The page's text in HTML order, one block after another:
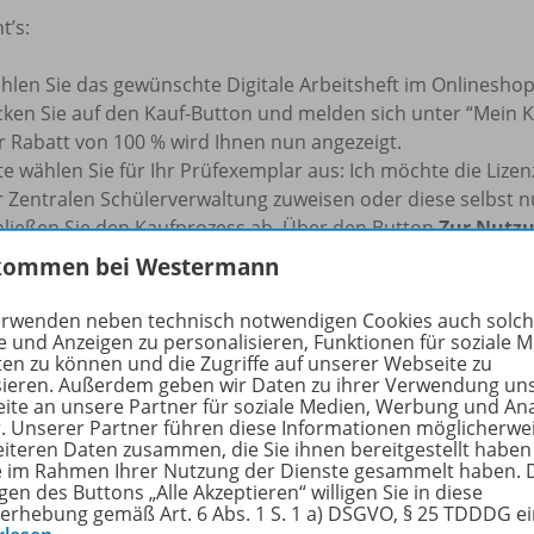
Sie das gewünschte Digitale Arbeitsheft im
Sie auf den Kauf-Button und melden sich unter “Mein
Rabatt von 100 % wird Ihnen nun angezeigt.
wählen Sie für Ihr Prüfexemplar aus: Ich möchte die
Zentralen Schülerverwaltung zuweisen oder diese selbst
Sie den Kaufprozess ab. Über den ButtonZur
zum Digitalen Arbeitsheft.
Das Angebot gilt nur für den Kauf einer Einzellizenz (1
als kostenloses Prüfstück zu erhalten, benötigen Sie
oder Referendar/-in registriert sind.
Sie mehr über die Reihe
bei Westermann
neben technisch notwendigen Cookies auch
und Anzeigen zu personalisieren, Funktionen für soziale
zu können und die Zugriffe auf unserer Webseite zu
Außerdem geben wir Daten zu ihrer Verwendung
an unsere Partner für soziale Medien, Werbung und
Unserer Partner führen diese Informationen
Daten zusammen, die Sie ihnen bereitgestellt
im Rahmen Ihrer Nutzung der Dienste gesammelt haben.
des Buttons „Alle Akzeptieren“ willigen Sie in diese
gemäß Art. 6 Abs. 1 S. 1 a) DSGVO, § 25 TDDDG